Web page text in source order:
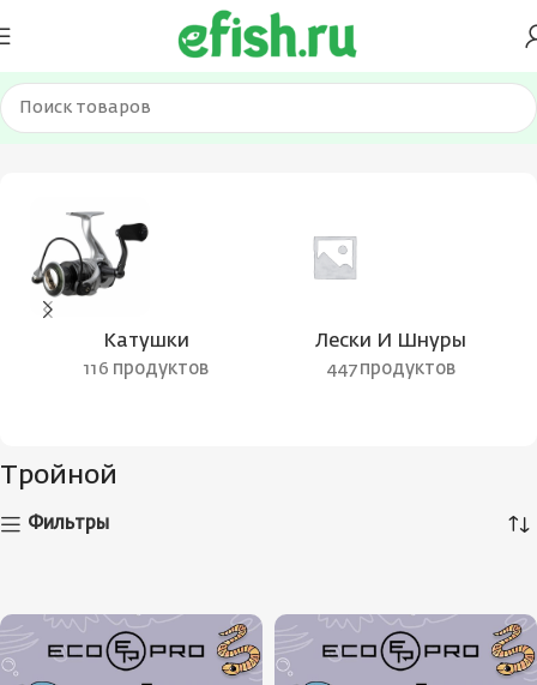
Главная Товар Вид крючка Тройной Страница 5
Катушки
116 продуктов
Лески И Шнуры
447 продуктов
Тройной
Фильтры